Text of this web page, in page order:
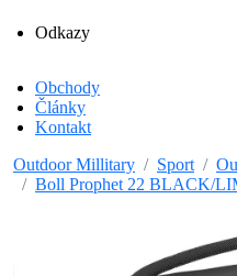
Odkazy
Obchody
Články
Kontakt
Outdoor Millitary
Sport
Boll Prophet 22 BLACK/